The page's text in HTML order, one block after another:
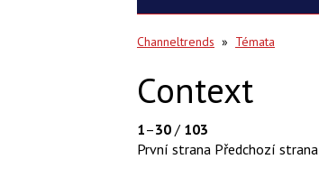
Channeltrends » Témata
Context
1–30 / 103
První strana Předchozí strana